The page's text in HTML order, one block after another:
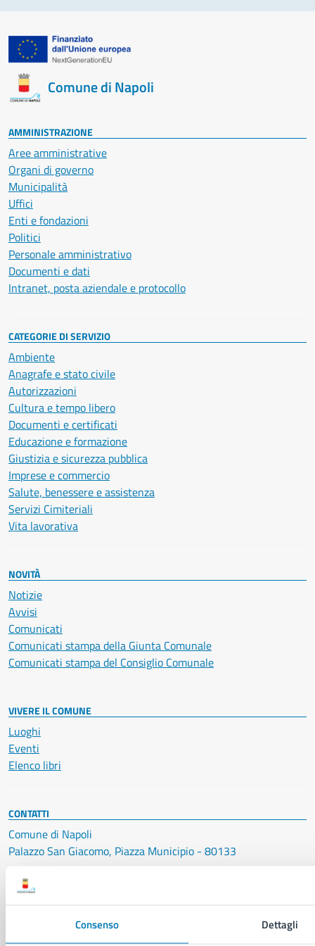
Consenso Dettagli
Comune di Napoli
AMMINISTRAZIONE
Aree amministrative
Organi di governo
Municipalità
Uffici
Enti e fondazioni
Politici
Personale amministrativo
Documenti e dati
Intranet, posta aziendale e protocollo
CATEGORIE DI SERVIZIO
Ambiente
Anagrafe e stato civile
Autorizzazioni
Cultura e tempo libero
Documenti e certificati
Educazione e formazione
Giustizia e sicurezza pubblica
Imprese e commercio
Salute, benessere e assistenza
Servizi Cimiteriali
Vita lavorativa
NOVITÀ
Notizie
Avvisi
Comunicati
Comunicati stampa della Giunta Comunale
Comunicati stampa del Consiglio Comunale
VIVERE IL COMUNE
Luoghi
Eventi
Elenco libri
CONTATTI
Comune di Napoli
Palazzo San Giacomo, Piazza Municipio - 80133
P. IVA: 01207650639
LEI: 8156007FF4DEB97ABA09